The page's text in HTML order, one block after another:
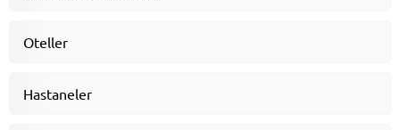
Oteller
Hastaneler